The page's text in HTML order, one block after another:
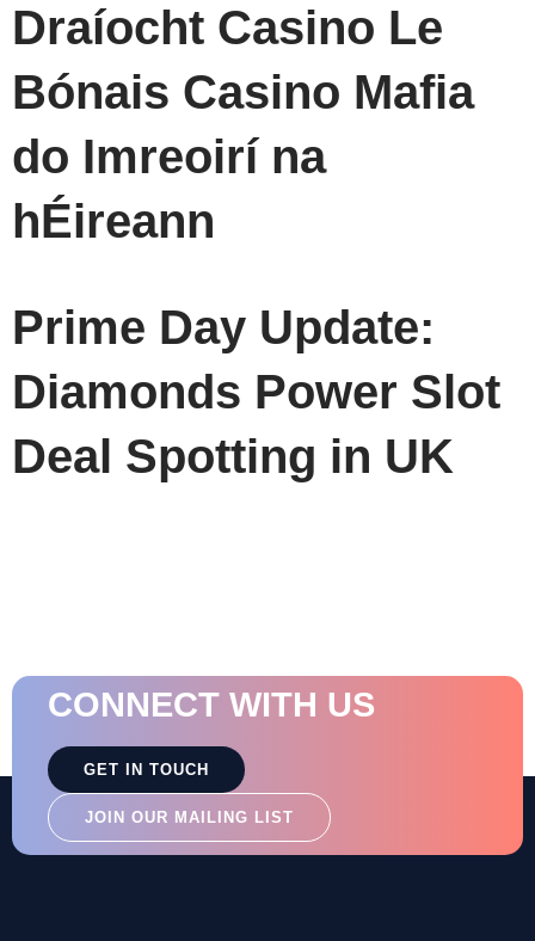
Draíocht Casino Le
Bónais Casino Mafia
do Imreoirí na
hÉireann
Prime Day Update:
Diamonds Power Slot
Deal Spotting in UK
CONNECT WITH US
GET IN TOUCH
JOIN OUR MAILING LIST